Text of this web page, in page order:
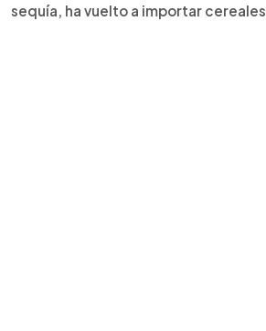
sequía, ha vuelto a importar cereales.